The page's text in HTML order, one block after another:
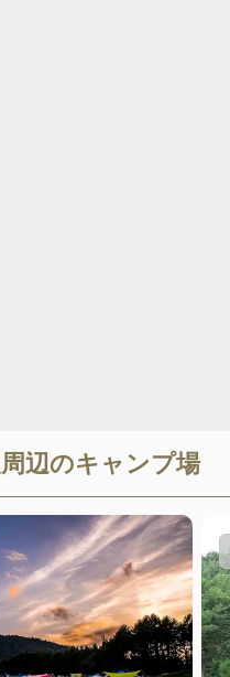
周辺のキャンプ場